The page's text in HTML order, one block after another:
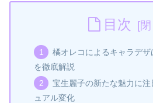
目次
橘オレコによるキャラデ
を徹底解説
宝生麗子の新たな魅力に
ュアル変化